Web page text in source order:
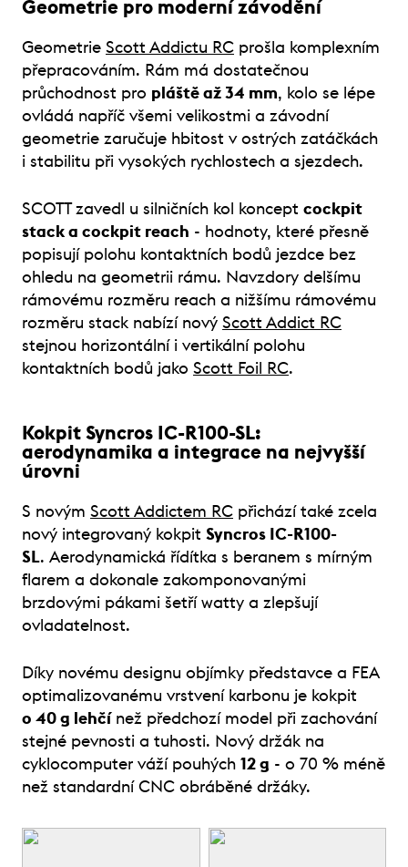
Geometrie pro moderní závodění
Geometrie Scott Addictu RC prošla komplexním
přepracováním. Rám má dostatečnou
průchodnost pro pláště až 34 mm, kolo se lépe
ovládá napříč všemi velikostmi a závodní
geometrie zaručuje hbitost v ostrých zatáčkách
i stabilitu při vysokých rychlostech a sjezdech.
SCOTT zavedl u silničních kol koncept cockpit
stack a cockpit reach - hodnoty, které přesně
popisují polohu kontaktních bodů jezdce bez
ohledu na geometrii rámu. Navzdory delšímu
rámovému rozměru reach a nižšímu rámovému
rozměru stack nabízí nový Scott Addict RC
stejnou horizontální i vertikální polohu
kontaktních bodů jako Scott Foil RC.
Kokpit Syncros IC-R100-SL:
aerodynamika a integrace na nejvyšší
úrovni
S novým Scott Addictem RC přichází také zcela
nový integrovaný kokpit Syncros IC-R100-
SL. Aerodynamická řídítka s beranem s mírným
flarem a dokonale zakomponovanými
brzdovými pákami šetří watty a zlepšují
ovladatelnost.
Díky novému designu objímky představce a FEA
optimalizovanému vrstvení karbonu je kokpit
o 40 g lehčínež předchozí model při zachování
stejné pevnosti a tuhosti. Nový držák na
cyklocomputer váží pouhých 12 g - o 70 % méně
než standardní CNC obráběné držáky.